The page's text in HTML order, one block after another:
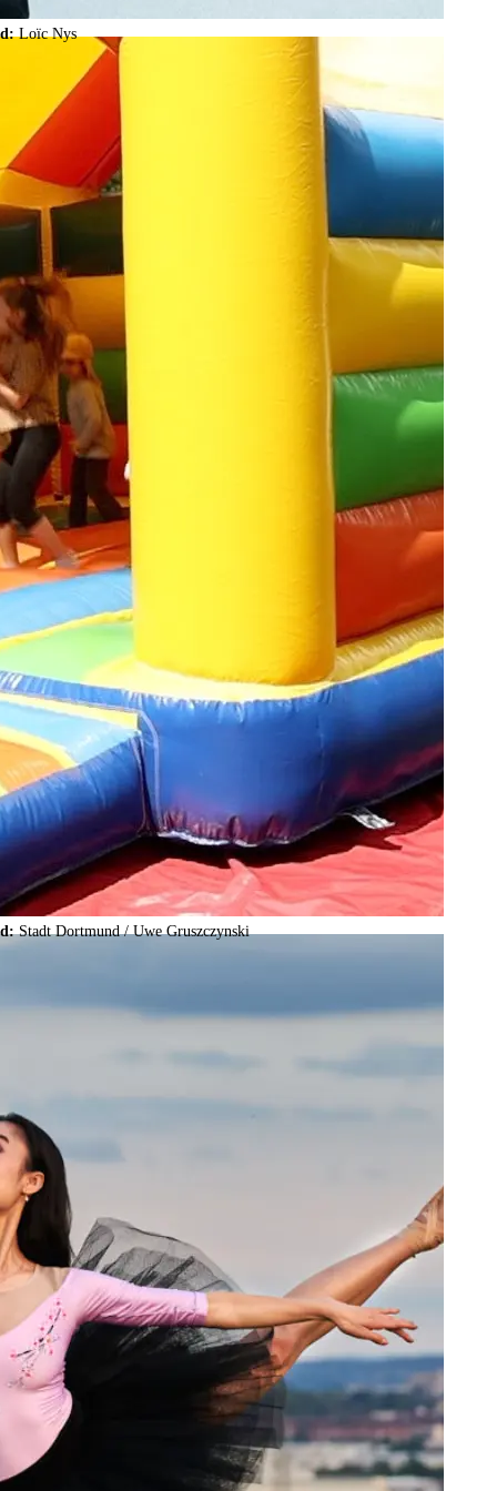
Loïc Nys
Stadt Dortmund /Uwe Gruszczynski